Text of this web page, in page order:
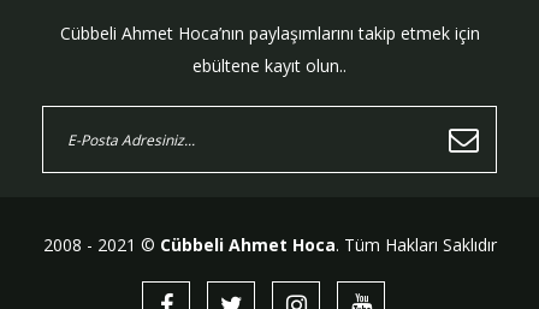
Cübbeli Ahmet Hoca’nın paylaşımlarını takip etmek için
ebültene kayıt olun..
2008 - 2021 © Cübbeli Ahmet Hoca. Tüm Hakları Saklıdır